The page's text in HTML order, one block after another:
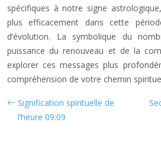
spécifiques à notre signe
plus efficacement dans cette
d’évolution. La symbolique du
puissance du renouveau et de la
explorer ces messages plus
compréhension de votre chemin
Signification spirituelle de
l’heure 09:09